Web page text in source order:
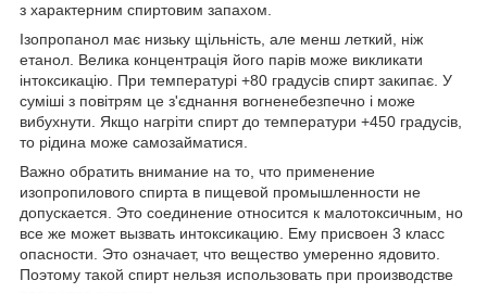
з характерним спиртовим запахом.
Ізопропанол має низьку щільність, але менш леткий, ніж
етанол. Велика концентрація його парів може викликати
інтоксикацію. При температурі +80 градусів спирт закипає. У
суміші з повітрям це з'єднання вогненебезпечно і може
вибухнути. Якщо нагріти спирт до температури +450 градусів,
то рідина може самозайматися.
Важно обратить внимание на то, что применение
изопропилового спирта в пищевой промышленности не
допускается. Это соединение относится к малотоксичным, но
все же может вызвать интоксикацию. Ему присвоен 3 класс
опасности. Это означает, что вещество умеренно ядовито.
Поэтому такой спирт нельзя использовать при производстве